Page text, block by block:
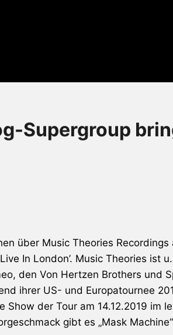
Supergroup
über Music Theories Recordings
In London’. Music Theories ist
den Von Hertzen Brothers und
ihrer US- und Europatournee
der Tour am 14.12.2019 im
gibt es „Mask